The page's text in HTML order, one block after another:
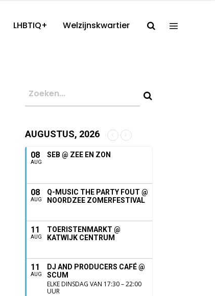
LHBTIQ+ Welzijnskwartier
AUGUSTUS, 2026
08
AUG
SEB @ ZEE EN ZON
08
AUG
Q-MUSIC THE PARTY FOUT @
NOORDZEE ZOMERFESTIVAL
11
AUG
TOERISTENMARKT @
KATWIJK CENTRUM
11
AUG
DJ AND PRODUCERS CAFÉ @
SCUM
ELKE DINSDAG VAN 17:30 – 22:00
UUR